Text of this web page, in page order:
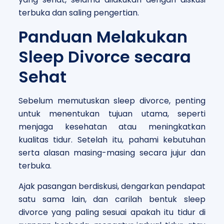
terbuka dan saling pengertian.
Panduan Melakukan
Sleep Divorce secara
Sehat
Sebelum memutuskan sleep divorce, penting
untuk menentukan tujuan utama, seperti
menjaga kesehatan atau meningkatkan
kualitas tidur. Setelah itu, pahami kebutuhan
serta alasan masing-masing secara jujur dan
terbuka.
Ajak pasangan berdiskusi, dengarkan pendapat
satu sama lain, dan carilah bentuk sleep
divorce yang paling sesuai apakah itu tidur di